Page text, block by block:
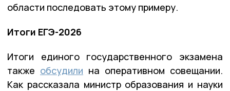
области последовать этому примеру.
Итоги ЕГЭ-2026
Итоги единого государственного экзамена
также обсудили на оперативном совещании.
Как рассказала министр образования и науки